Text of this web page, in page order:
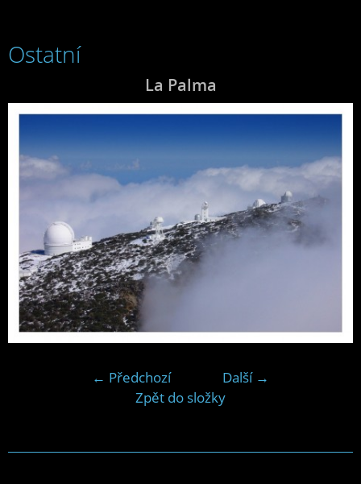
Ostatní
La Palma
← Předchozí
Další →
Zpět do složky